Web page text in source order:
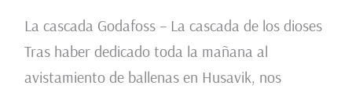
La cascada Godafoss – La cascada de los dioses
Tras haber dedicado toda la mañana al
avistamiento de ballenas en Husavik, nos